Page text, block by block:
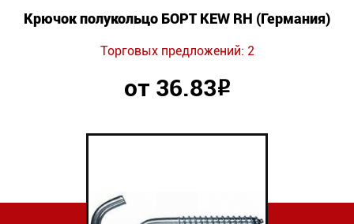
01-
Крючок полукольцо БОРТ KEW RH (Германия)
Торговых предложений: 2
от 36.83Р